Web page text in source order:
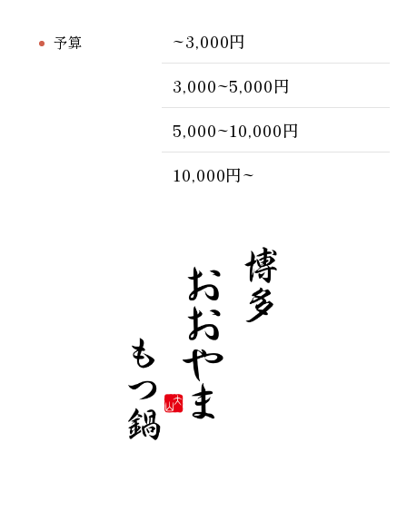
予算
~3,000円
3,000~5,000円
5,000~10,000円
10,000円~